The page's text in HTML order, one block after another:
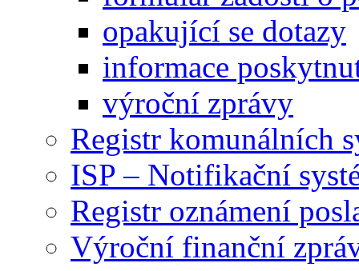
opakující se dotazy
informace
výroční zprávy
Registr komunálních
ISP – Notifikační
Registr oznámení
Výroční finanční